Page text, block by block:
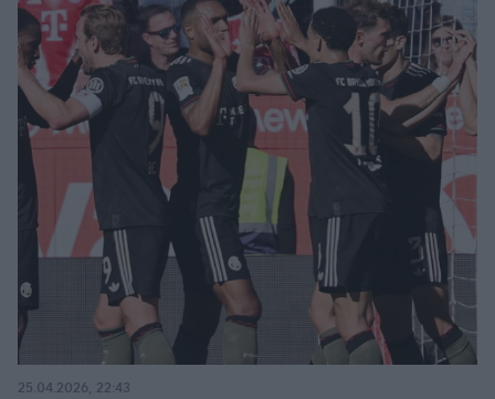
25.04.2026, 22:43